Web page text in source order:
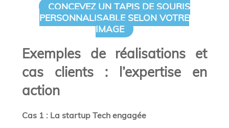
CONCEVEZ UN TAPIS DE SOURIS
PERSONNALISABLE SELON VOTRE
IMAGE
Exemples de réalisations et
cas clients : l’expertise en
action
Cas 1 : La startup Tech engagée